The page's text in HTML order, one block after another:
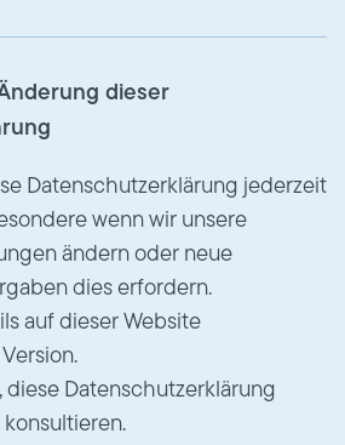
dieser
Datenschutzerklärung jederzeit
wenn wir unsere
ändern oder neue
dies erfordern.
auf dieser Website
Datenschutzerklärung